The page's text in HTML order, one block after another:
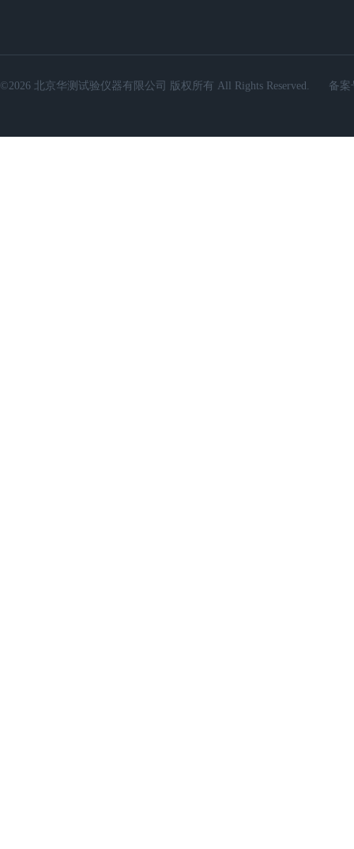
©2026 北京华测试验仪器有限公司 版权所有 All Rights Reserved. 备案